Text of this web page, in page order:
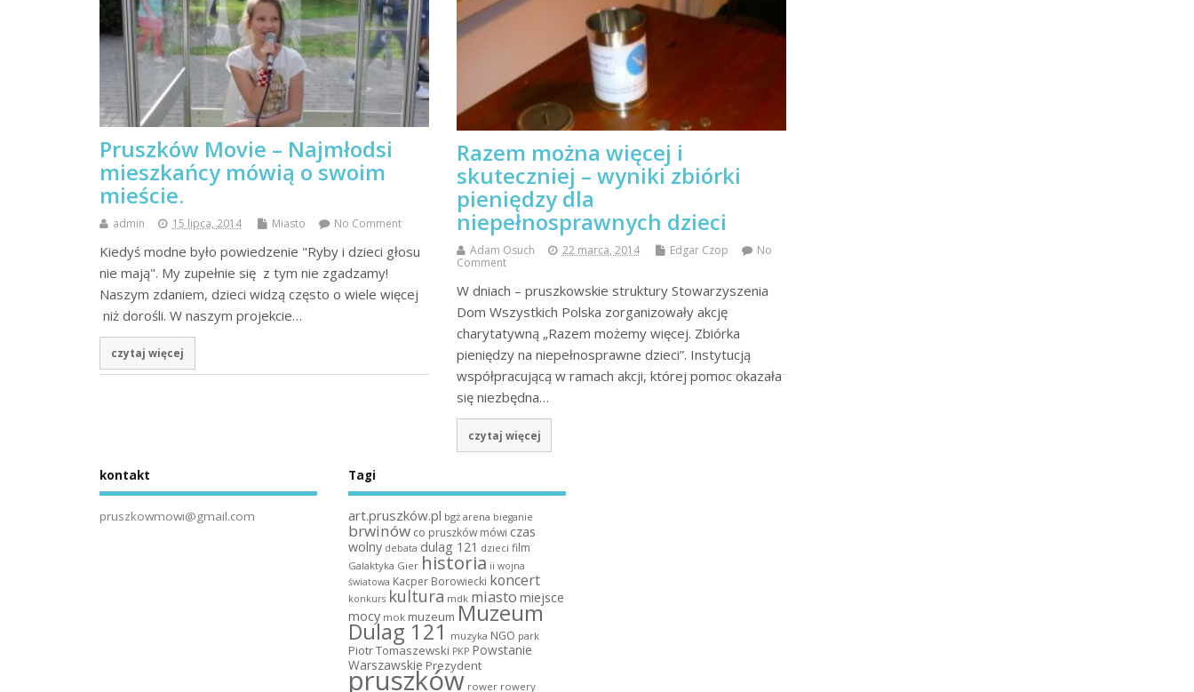
Pruszków Movie – Najmłodsi
mieszkańcy mówią o swoim
mieście.
admin 15 lipca, 2014 Miasto No Comment
Kiedyś modne było powiedzenie "Ryby i dzieci głosu
nie mają". My zupełnie się z tym nie zgadzamy!
Naszym zdaniem, dzieci widzą często o wiele więcej
niż dorośli. W naszym projekcie…
czytaj więcej
Razem można więcej i
skuteczniej – wyniki zbiórki
pieniędzy dla
niepełnosprawnych dzieci
Adam Osuch 22 marca, 2014 Edgar Czop
No
Comment
W dniach – pruszkowskie struktury Stowarzyszenia
Dom Wszystkich Polska zorganizowały akcję
charytatywną „Razem możemy więcej. Zbiórka
pieniędzy na niepełnosprawne dzieci”. Instytucją
współpracującą w ramach akcji, której pomoc okazała
się niezbędna…
czytaj więcej
kontakt
pruszkowmowi@gmail.com
Tagi
art.pruszków.pl bgż arena bieganie
brwinów co pruszków mówi czas
wolny debata dulag 121 dzieci film
Galaktyka Gier historia ii wojna
światowa Kacper Borowiecki koncert
konkurs kultura mdk miasto miejsce
mocy mok muzeum Muzeum
Dulag 121 muzyka NGO park
Piotr Tomaszewski PKP Powstanie
Warszawskie Prezydent
pruszków rower rowery